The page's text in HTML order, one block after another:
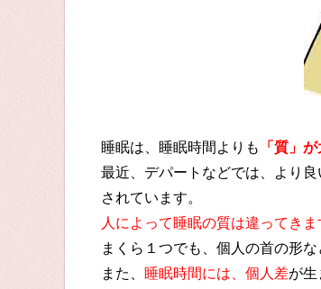
睡眠は、睡眠時間よりも 「質」
最近、デパートなどでは、より
されています。
人によって睡眠の質は違ってきま
まくら１つでも、個人の首の形
また、 睡眠時間には、個人差が生